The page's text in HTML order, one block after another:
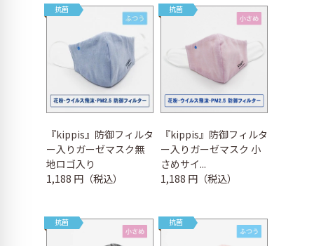
抗菌
『kippis』防御フィルタ
ー入りガーゼマスク無
地ロゴ入り
1,188 円（税込）
抗菌
『kippis』防御フィルタ
ー入りガーゼマスク 小
さめサイ...
1,188 円（税込）
抗菌 抗菌